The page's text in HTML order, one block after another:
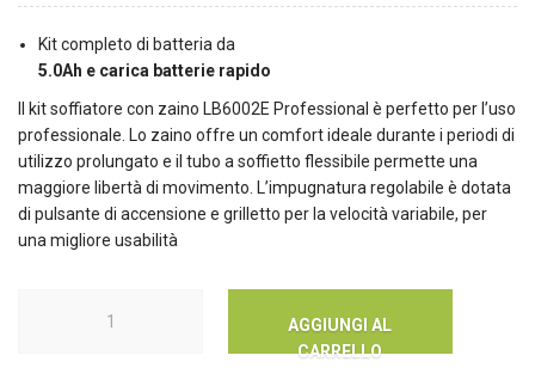
Kit completo di batteria da
5.0Ah e carica batterie rapido
Il kit soffiatore con zaino LB6002E Professional è perfetto per l’uso
professionale. Lo zaino offre un comfort ideale durante i periodi di
utilizzo prolungato e il tubo a soffietto flessibile permette una
maggiore libertà di movimento. L’impugnatura regolabile è dotata
di pulsante di accensione e grilletto per la velocità variabile, per
una migliore usabilità
AGGIUNGI AL
CARRELLO